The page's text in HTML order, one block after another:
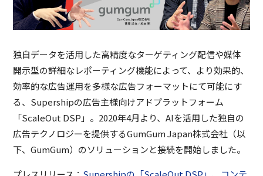
独自データを活用した高精度なターゲティング配信や媒体
開示型の詳細なレポーティング機能によって、より効果的、
効率的な広告運用を多様な広告フォーマットにて可能にす
る、Supershipの広告主様向けアドプラットフォーム
「ScaleOut DSP」。2020年4月より、AIを活用した独自の
広告テクノロジーを提供するGumGum Japan株式会社（以
下、GumGum）のソリューションと接続を開始しました。